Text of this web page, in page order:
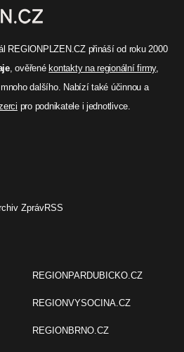
REGIONPLZEN.CZ přináší od roku 2000
, ověřené kontakty na regionální firmy,
dalšího. Nabízí také účinnou a
pro podnikatele i jednotlivce.
ZprávRSS
REGIONPARDUBICKO.CZ
REGIONVYSOCINA.CZ
REGIONBRNO.CZ